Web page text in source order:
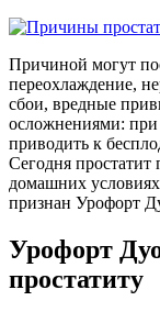
Причиной могут
переохлаждение,
сбои, вредные
осложнениями:
приводить к
Сегодня простатит
домашних
признан Урофорт
Урофорт
простатиту